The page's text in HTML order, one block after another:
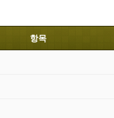
항목